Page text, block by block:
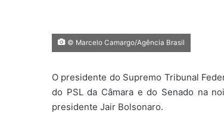
© Marcelo Camargo/Agência Brasil
O presidente do Supremo Tribunal
do PSL da Câmara e do Senado na
presidente Jair Bolsonaro.